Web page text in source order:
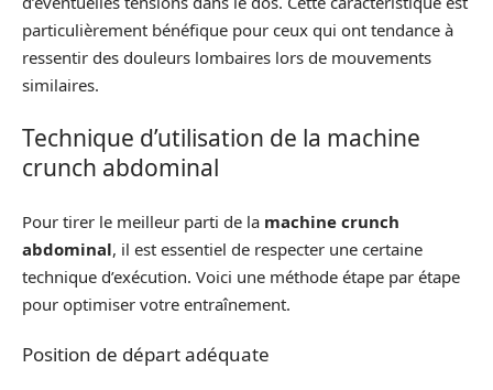
particulièrement bénéfique pour ceux qui ont tendance à
ressentir des douleurs lombaires lors de mouvements
similaires.
Technique d’utilisation de la machine
crunch abdominal
Pour tirer le meilleur parti de la machine crunch
abdominal, il est essentiel de respecter une certaine
technique d’exécution. Voici une méthode étape par étape
pour optimiser votre entraînement.
Position de départ adéquate